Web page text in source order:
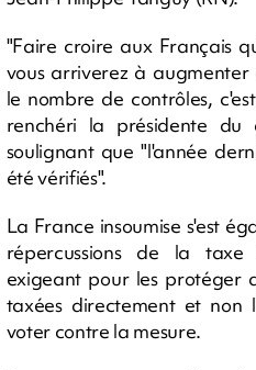
"Faire croire aux Français
vous arriverez à
le nombre de contrôles,
renchéri la présidente du
soulignant que "l'année
été vérifiés".
La France insoumise s'est
répercussions de la taxe
exigeant pour les protéger
taxées directement et non
voter contre la mesure.